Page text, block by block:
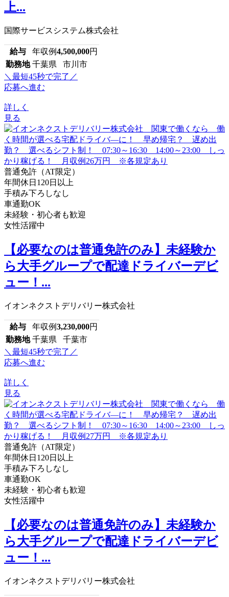
上...
国際サービスシステム株式会社
給与 年収例4,500,000円
勤務地 千葉県 市川市
＼最短45秒で完了／
応募へ進む
詳しく
見る
普通免許（AT限定）
年間休日120日以上
手積み下ろしなし
車通勤OK
未経験・初心者も歓迎
女性活躍中
【必要なのは普通免許のみ】未経験か
ら大手グループで配達ドライバーデビ
ュー！...
イオンネクストデリバリー株式会社
給与 年収例3,230,000円
勤務地 千葉県 千葉市
＼最短45秒で完了／
応募へ進む
詳しく
見る
普通免許（AT限定）
年間休日120日以上
手積み下ろしなし
車通勤OK
未経験・初心者も歓迎
女性活躍中
【必要なのは普通免許のみ】未経験か
ら大手グループで配達ドライバーデビ
ュー！...
イオンネクストデリバリー株式会社